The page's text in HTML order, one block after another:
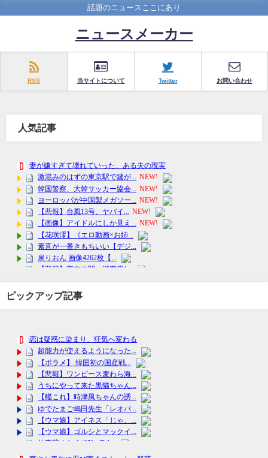
話題のニュースここにあり
ニュースメーカー
RSS 当サイトについて Twitter お問い合わせ
人気記事
ピックアップ記事